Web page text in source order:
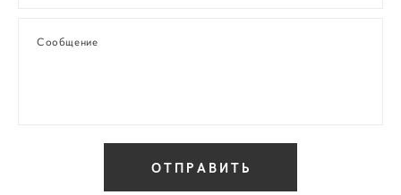
Сообщение
ОТПРАВИТЬ